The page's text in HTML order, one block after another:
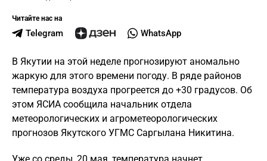
Читайте нас на
Telegram WhatsApp
В Якутии на этой неделе прогнозируют аномально
жаркую для этого времени погоду. В ряде районов
температура воздуха прогреется до +30 градусов. Об
этом ЯСИА сообщила начальник отдела
метеорологических и агрометеорологических
прогнозов Якутского УГМС Саргылана Никитина.